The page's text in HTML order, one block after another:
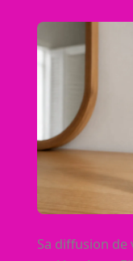
Sa diffusion